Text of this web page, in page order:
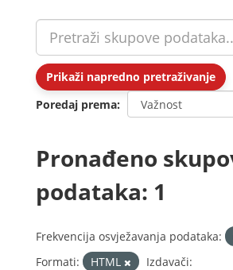
Prikaži napredno pretraživanje
Poredaj prema
Pronađeno
podataka: 1
Frekvencija osvježavanja podataka:
Formati:
HTML
Izdavači: